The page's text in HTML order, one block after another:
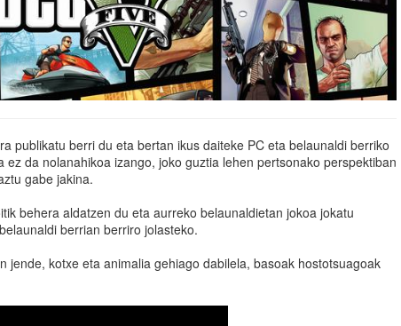
publikatu berri du eta bertan ikus daiteke PC eta belaunaldi berriko
da nolanahikoa izango, joko guztia lehen pertsonako perspektiban
gabe jakina.
behera aldatzen du eta aurreko belaunaldietan jokoa jokatu
berrian berriro jolasteko.
jende, kotxe eta animalia gehiago dabilela, basoak hostotsuagoak